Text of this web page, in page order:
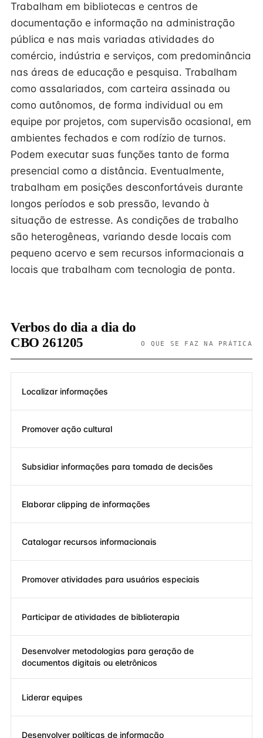
Trabalham em bibliotecas e centros de
documentação e informação na administração
pública e nas mais variadas atividades do
comércio, indústria e serviços, com predominância
nas áreas de educação e pesquisa. Trabalham
como assalariados, com carteira assinada ou
como autônomos, de forma individual ou em
equipe por projetos, com supervisão ocasional, em
ambientes fechados e com rodízio de turnos.
Podem executar suas funções tanto de forma
presencial como a distância. Eventualmente,
trabalham em posições desconfortáveis durante
longos períodos e sob pressão, levando à
situação de estresse. As condições de trabalho
são heterogêneas, variando desde locais com
pequeno acervo e sem recursos informacionais a
locais que trabalham com tecnologia de ponta.
Verbos do dia a dia do
CBO 261205
O QUE SE FAZ NA PRÁTICA
Localizar informações
Promover ação cultural
Subsidiar informações para tomada de decisões
Elaborar clipping de informações
Catalogar recursos informacionais
Promover atividades para usuários especiais
Participar de atividades de biblioterapia
Desenvolver metodologias para geração de
documentos digitais ou eletrônicos
Liderar equipes
Desenvolver políticas de informação